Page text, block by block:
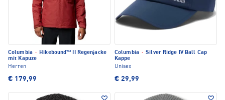
Columbia · Hikebound™ II Regenjacke
mit Kapuze
Herren
€ 179,99
Columbia · Silver Ridge IV Ball Cap
Kappe
Unisex
€ 29,99